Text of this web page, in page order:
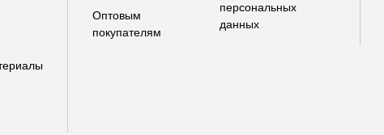
Оптовым
покупателям
персональных
данных